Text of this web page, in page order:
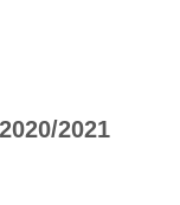
2021